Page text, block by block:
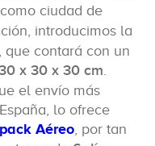
ciudad de
introducimos la
que contará con un
x 30 x 30 cm.
el envío más
lo ofrece
Aéreo, por tan